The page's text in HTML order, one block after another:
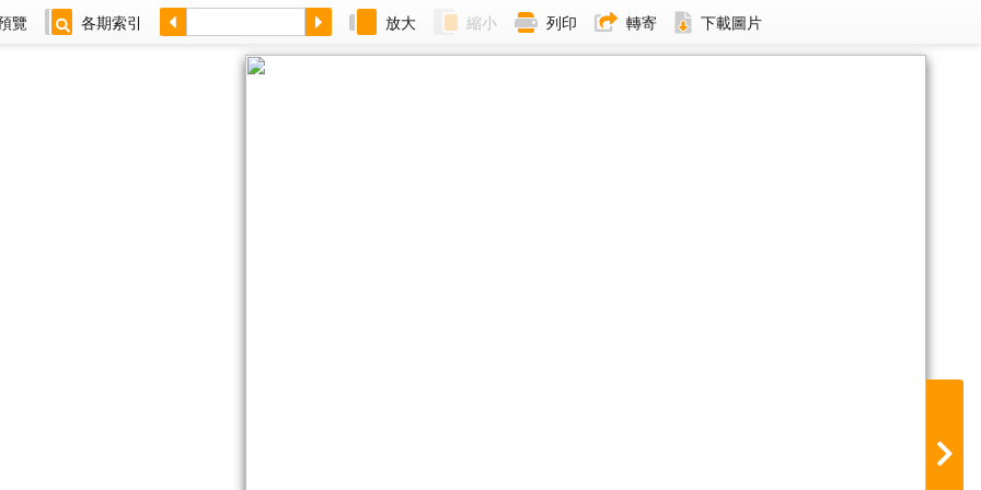
覽 各期索引 放大 縮小 列印 轉寄 下載圖片